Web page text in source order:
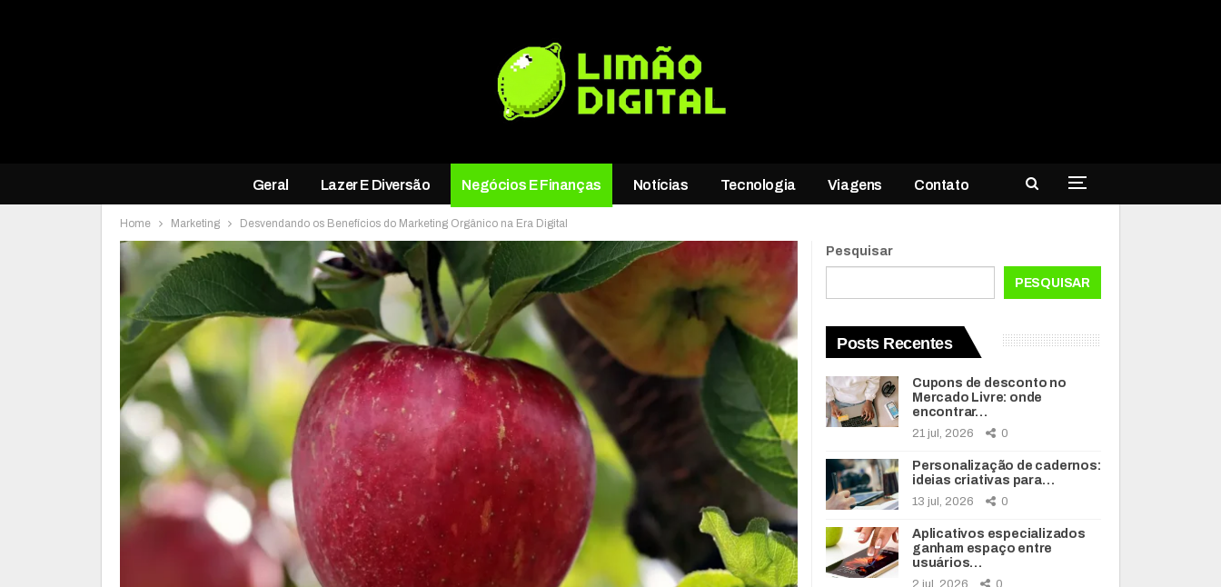
Geral Lazer E Diversão Negócios E Finanças Notícias Tecnologia Viagens Contato
Home Marketing Desvendando os Benefícios do Marketing Orgânico na Era Digital
Pesquisar
PESQUISAR
Posts Recentes
Cupons de desconto no
Mercado Livre: onde
encontrar…
21 jul, 2026 0
Personalização de cadernos:
ideias criativas para…
13 jul, 2026 0
Aplicativos especializados
ganham espaço entre
usuários…
2 jul, 2026 0